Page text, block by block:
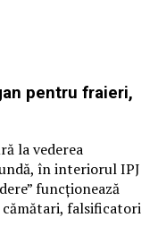
pentru fraieri,
la vederea
în interiorul IPJ
funcționează
falsificatori